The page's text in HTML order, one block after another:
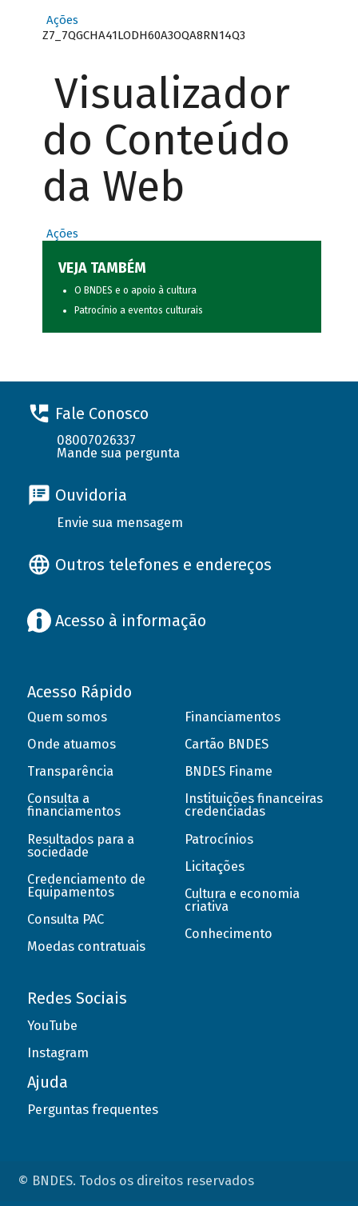
Ações
Z7_7QGCHA41LODH60A3OQA8RN14Q3
Visualizador
do Conteúdo
da Web
Ações
VEJA TAMBÉM
O BNDES e o apoio à cultura
Patrocínio a eventos culturais
Fale Conosco
08007026337
Mande sua pergunta
Ouvidoria
Envie sua mensagem
Outros telefones e endereços
Acesso à informação
Acesso Rápido
Quem somos
Onde atuamos
Transparência
Consulta a
financiamentos
Resultados para a
sociedade
Credenciamento de
Equipamentos
Consulta PAC
Moedas contratuais
Financiamentos
Cartão BNDES
BNDES Finame
Instituições financeiras
credenciadas
Patrocínios
Licitações
Cultura e economia
criativa
Conhecimento
Redes Sociais
YouTube
Instagram
Ajuda
Perguntas frequentes
© BNDES. Todos os direitos reservados